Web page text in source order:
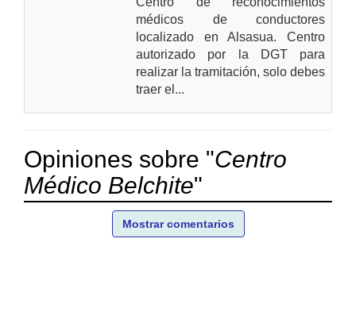
médicos de conductores
localizado en Alsasua. Centro
autorizado por la DGT para
realizar la tramitación, solo debes
traer el...
Opiniones sobre "Centro
Médico Belchite"
Mostrar comentarios